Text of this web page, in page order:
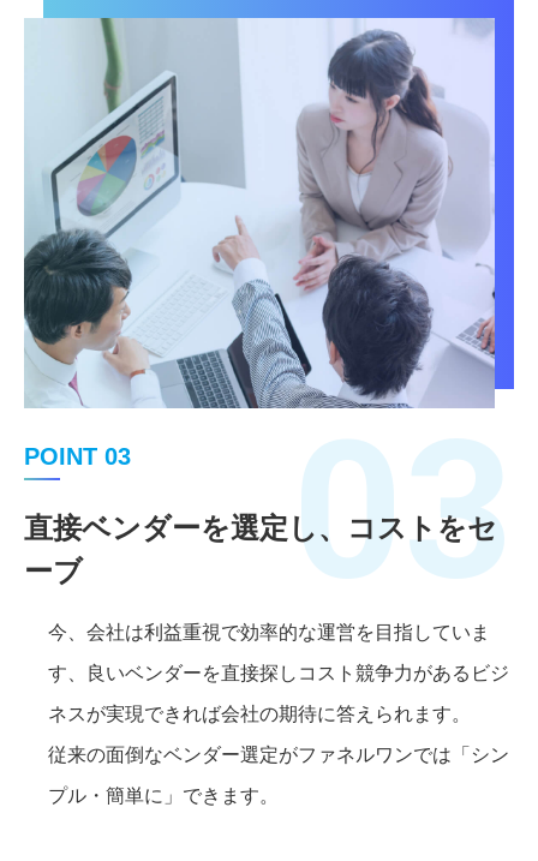
POINT 03
直接ベンダーを選定し、コストをセ
ーブ
03
今、会社は利益重視で効率的な運営を目指していま
す、良いベンダーを直接探しコスト競争力があるビジ
ネスが実現できれば会社の期待に答えられます。
従来の面倒なベンダー選定がファネルワンでは「シン
プル・簡単に」できます。